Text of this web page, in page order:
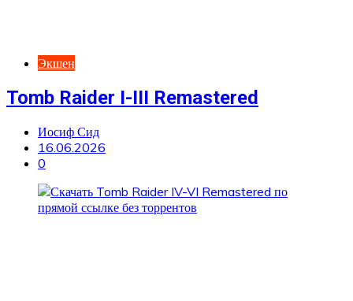
Экшен
Tomb Raider I-III Remastered
Иосиф Сид
16.06.2026
0